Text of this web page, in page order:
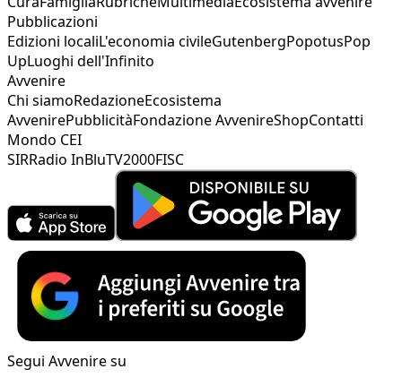
Pubblicazioni
Edizioni localiL'economia civileGutenbergPopotusPop
UpLuoghi dell'Infinito
Avvenire
Chi siamoRedazioneEcosistema
AvvenirePubblicitàFondazione AvvenireShopContatti
Mondo CEI
SIRRadio InBluTV2000FISC
Segui Avvenire su